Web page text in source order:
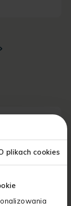
plikach cookies